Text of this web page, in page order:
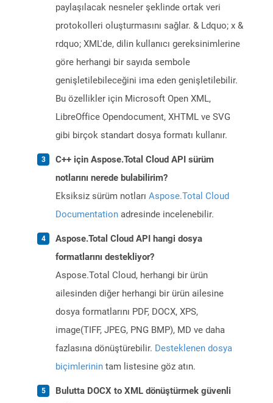
paylaşılacak nesneler şeklinde ortak veri
protokolleri oluşturmasını sağlar. & Ldquo; x &
rdquo; XML'de, dilin kullanıcı gereksinimlerine
göre herhangi bir sayıda sembole
genişletilebileceğini ima eden genişletilebilir.
Bu özellikler için Microsoft Open XML,
LibreOffice Opendocument, XHTML ve SVG
gibi birçok standart dosya formatı kullanır.
C++ için Aspose.Total Cloud API sürüm
notlarını nerede bulabilirim?
Eksiksiz sürüm notları Aspose.Total Cloud
Documentation adresinde incelenebilir.
Aspose.Total Cloud API hangi dosya
formatlarını destekliyor?
Aspose.Total Cloud, herhangi bir ürün
ailesinden diğer herhangi bir ürün ailesine
dosya formatlarını PDF, DOCX, XPS,
image(TIFF, JPEG, PNG BMP), MD ve daha
fazlasına dönüştürebilir. Desteklenen dosya
biçimlerinin tam listesine göz atın.
Bulutta DOCX to XML dönüştürmek güvenli